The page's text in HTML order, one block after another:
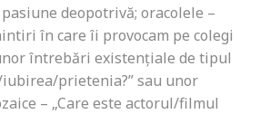
deopotrivă; oracolele –
în care îi provocam pe colegi
întrebări existențiale de tipul
iubirea/prietenia?” sau unor
– „Care este actorul/filmul